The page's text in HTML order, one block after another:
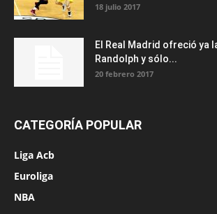
18 julio 2017
El Real Madrid ofreció ya
Randolph y sólo...
20 febrero 2017
CATEGORÍA POPULAR
Liga Acb
Euroliga
NBA